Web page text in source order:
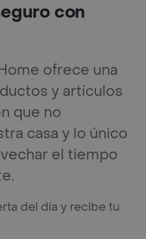
con
ofrece una
y artículos
que no
casa y lo único
el tiempo
del día y recibe tu